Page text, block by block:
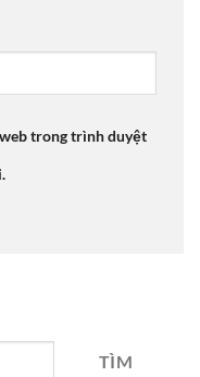
trong trình duyệt
TÌM